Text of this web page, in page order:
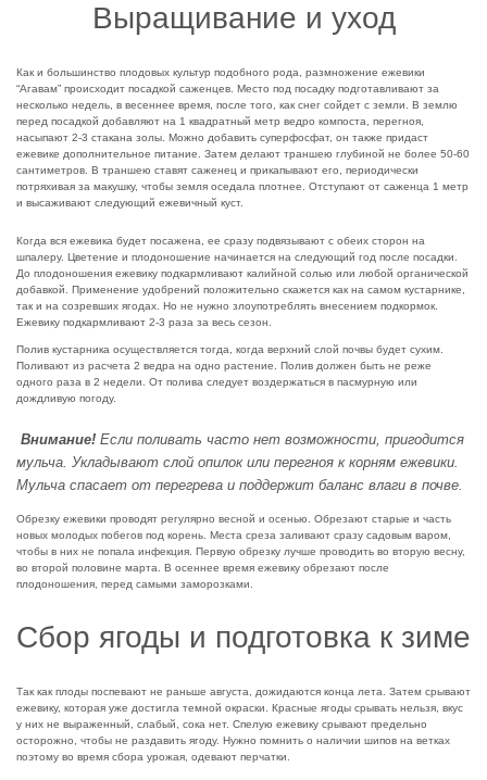
Выращивание и уход
Как и большинство плодовых культур подобного рода, размножение ежевики
“Агавам” происходит посадкой саженцев. Место под посадку подготавливают за
несколько недель, в весеннее время, после того, как снег сойдет с земли. В землю
перед посадкой добавляют на 1 квадратный метр ведро компоста, перегноя,
насыпают 2-3 стакана золы. Можно добавить суперфосфат, он также придаст
ежевике дополнительное питание. Затем делают траншею глубиной не более 50-60
сантиметров. В траншею ставят саженец и прикапывают его, периодически
потряхивая за макушку, чтобы земля оседала плотнее. Отступают от саженца 1 метр
и высаживают следующий ежевичный куст.
Когда вся ежевика будет посажена, ее сразу подвязывают с обеих сторон на
шпалеру. Цветение и плодоношение начинается на следующий год после посадки.
До плодоношения ежевику подкармливают калийной солью или любой органической
добавкой. Применение удобрений положительно скажется как на самом кустарнике,
так и на созревших ягодах. Но не нужно злоупотреблять внесением подкормок.
Ежевику подкармливают 2-3 раза за весь сезон.
Полив кустарника осуществляется тогда, когда верхний слой почвы будет сухим.
Поливают из расчета 2 ведра на одно растение. Полив должен быть не реже
одного раза в 2 недели. От полива следует воздержаться в пасмурную или
дождливую погоду.
Внимание! Если поливать часто нет возможности, пригодится
мульча. Укладывают слой опилок или перегноя к корням ежевики.
Мульча спасает от перегрева и поддержит баланс влаги в почве.
Обрезку ежевики проводят регулярно весной и осенью. Обрезают старые и часть
новых молодых побегов под корень. Места среза заливают сразу садовым варом,
чтобы в них не попала инфекция. Первую обрезку лучше проводить во вторую весну,
во второй половине марта. В осеннее время ежевику обрезают после
плодоношения, перед самыми заморозками.
Сбор ягоды и подготовка к зиме
Так как плоды поспевают не раньше августа, дожидаются конца лета. Затем срывают
ежевику, которая уже достигла темной окраски. Красные ягоды срывать нельзя, вкус
у них не выраженный, слабый, сока нет. Спелую ежевику срывают предельно
осторожно, чтобы не раздавить ягоду. Нужно помнить о наличии шипов на ветках
поэтому во время сбора урожая, одевают перчатки.